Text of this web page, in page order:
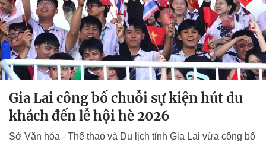
Gia Lai công bố chuỗi sự kiện hút du
khách đến lễ hội hè 2026
Sở Văn hóa - Thể thao và Du lịch tỉnh Gia Lai vừa công bố